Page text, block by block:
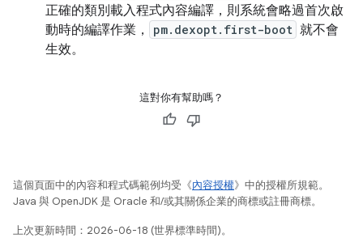
正確的類別載入程式內容編譯，則系統會略過首次啟
動時的編譯作業，
pm.dexopt.first-boot 就不會
生效。
這對你有幫助嗎？
這個頁面中的內容和程式碼範例均受《內容授權》中的授權所規範。
Java 與 OpenJDK 是 Oracle 和/或其關係企業的商標或註冊商標。
上次更新時間：2026-06-18 (世界標準時間)。